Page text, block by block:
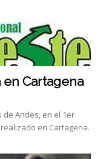
Cartagena
Andes, en el 1er
en Cartagena.